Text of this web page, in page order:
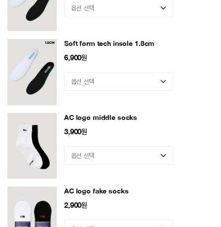
Soft form tech insole 1.8cm
6,900원
AC logo middle socks
3,900원
AC logo fake socks
2,900원